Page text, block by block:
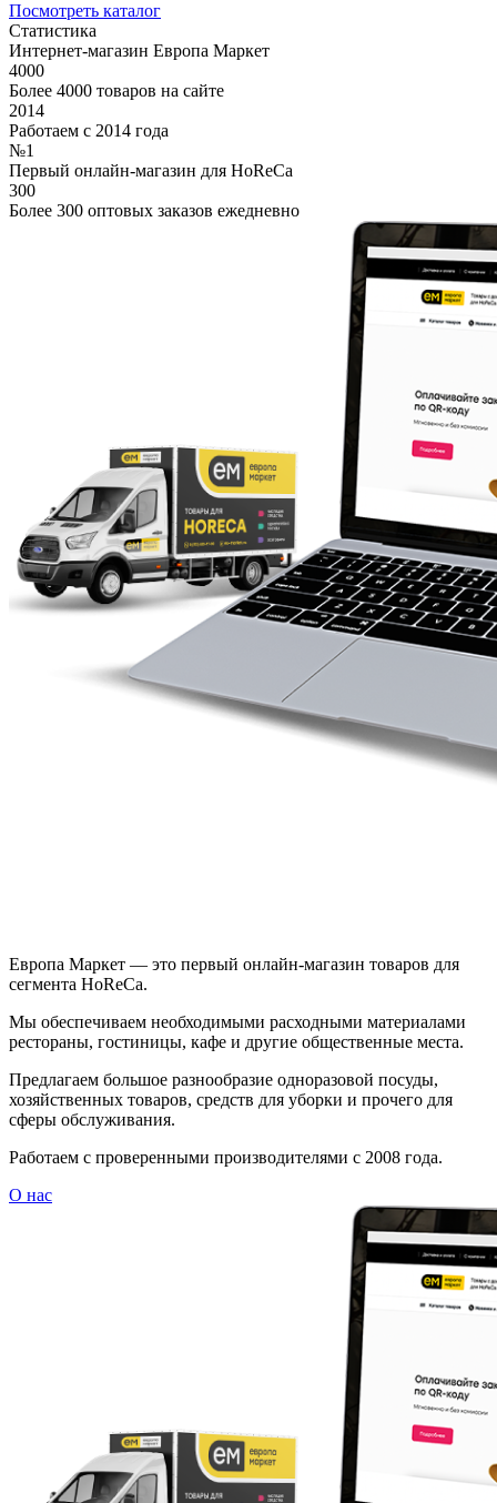
Посмотреть каталог
Статистика
Интернет-магазин Европа Маркет
4000
Более 4000 товаров на сайте
2014
Работаем с 2014 года
№1
Первый онлайн-магазин для HoReCa
300
Более 300 оптовых заказов ежедневно
Европа Маркет — это первый онлайн-магазин товаров для
сегмента HoReCa.
Мы обеспечиваем необходимыми расходными материалами
рестораны, гостиницы, кафе и другие общественные места.
Предлагаем большое разнообразие одноразовой посуды,
хозяйственных товаров, средств для уборки и прочего для
сферы обслуживания.
Работаем с проверенными производителями с 2008 года.
О нас